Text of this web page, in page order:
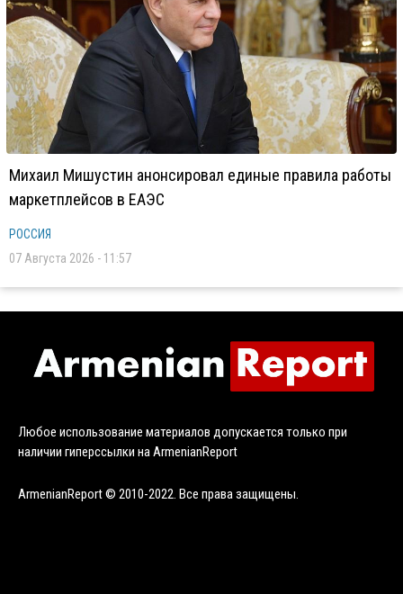
Михаил Мишустин анонсировал единые правила работы
маркетплейсов в ЕАЭС
РОССИЯ
07 Августа 2026 - 11:57
Любое использование материалов допускается только при
наличии гиперссылки на ArmenianReport
ArmenianReport © 2010-2022. Все права защищены.